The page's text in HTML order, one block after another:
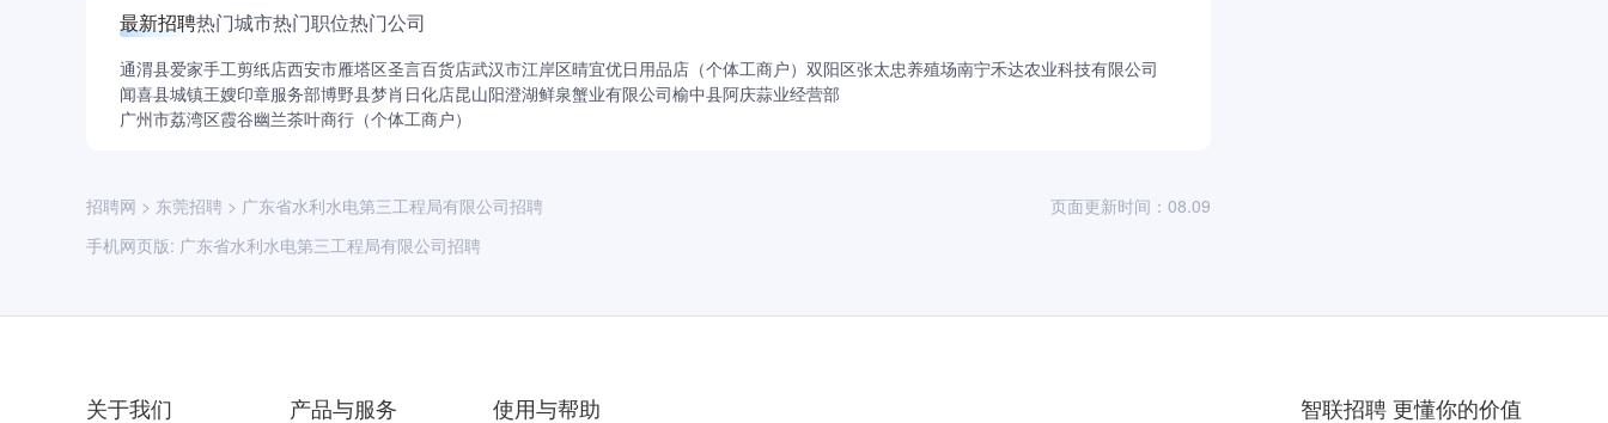
最新招聘热门城市热门职位热门公司
通渭县爱家手工剪纸店西安市雁塔区圣言百货店武汉市江岸区晴宜优日用品店（个体工商户） 双阳区张太忠养殖场南宁禾达农业科技有限公司
闻喜县城镇王嫂印章服务部博野县梦肖日化店昆山阳澄湖鲜泉蟹业有限公司榆中县阿庆蒜业经营部
广州市荔湾区霞谷幽兰茶叶商行（个体工商户）
招聘网 > 东莞招聘 > 广东省水利水电第三工程局有限公司招聘
手机网页版: 广东省水利水电第三工程局有限公司招聘
页面更新时间：08.09
关于我们 产品与服务 使用与帮助 智联招聘 更懂你的价值